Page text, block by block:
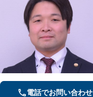
電話でお問い合わせ